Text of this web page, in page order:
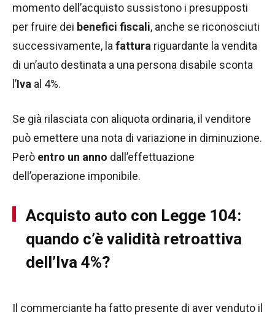
momento dell’acquisto sussistono i presupposti
per fruire dei benefici fiscali, anche se riconosciuti
successivamente, la fattura riguardante la vendita
di un’auto destinata a una persona disabile sconta
l’Iva al 4%.
Se già rilasciata con aliquota ordinaria, il venditore
può emettere una nota di variazione in diminuzione.
Però entro un anno dall’effettuazione
dell’operazione imponibile.
Acquisto auto con Legge 104:
quando c’è validità retroattiva
dell’Iva 4%?
Il commerciante ha fatto presente di aver venduto il